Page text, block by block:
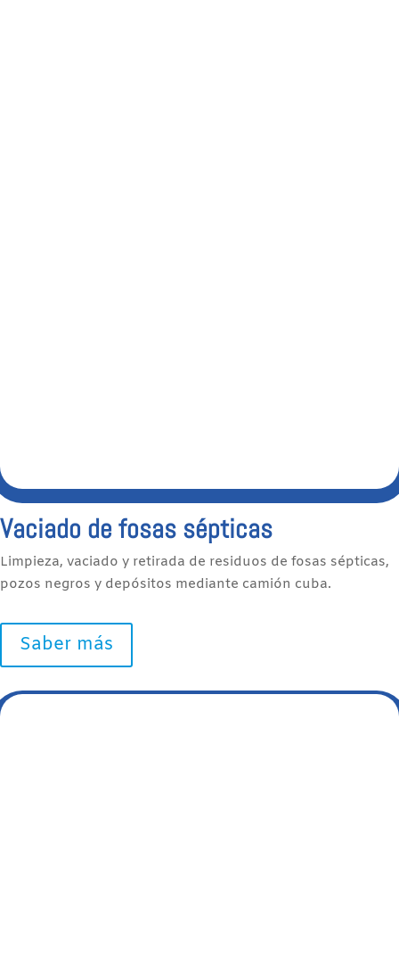
Vaciado de fosas sépticas
Limpieza, vaciado y retirada de residuos de fosas sépticas,
pozos negros y depósitos mediante camión cuba.
Saber más